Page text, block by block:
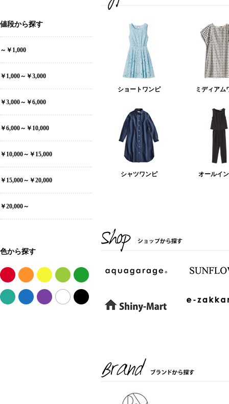
値段から探す
～￥1,000
￥1,000～￥3,000
￥3,000～￥6,000
￥6,000～￥10,000
￥10,000～￥15,000
￥15,000～￥20,000
￥20,000～
色から探す
ショートワンピ ミディアム
シャツワンピ オールイ